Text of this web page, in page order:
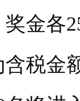
金各
税金